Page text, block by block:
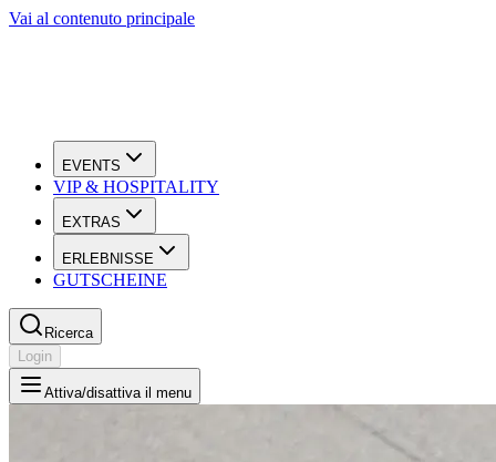
Vai al contenuto principale
EVENTS
VIP & HOSPITALITY
EXTRAS
ERLEBNISSE
GUTSCHEINE
Ricerca
Login
Attiva/disattiva il menu